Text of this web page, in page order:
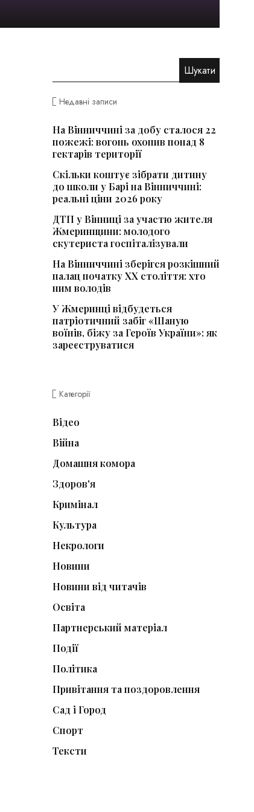
Недавні записи
На Вінниччині за добу сталося 22
пожежі: вогонь охопив понад 8
гектарів території
Скільки коштує зібрати дитину
до школи у Барі на Вінниччині:
реальні ціни 2026 року
ДТП у Вінниці за участю жителя
Жмеринщини: молодого
скутериста госпіталізували
На Вінниччині зберігся розкішний
палац початку ХХ століття: хто
ним володів
У Жмеринці відбудеться
патріотичний забіг «Шаную
воїнів, біжу за Героїв України»: як
зареєструватися
Категорії
Відео
Війна
Домашня комора
Здоров'я
Кримінал
Культура
Некрологи
Новини
Новини від читачів
Освіта
Партнерський матеріал
Події
Політика
Привітання та поздоровлення
Сад і Город
Спорт
Тексти